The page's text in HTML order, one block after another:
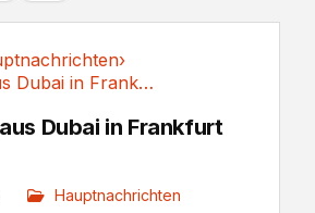
›
Erster Flug aus Dubai in Frankfurt gelandet
Dubai in Frankfurt
Hauptnachrichten